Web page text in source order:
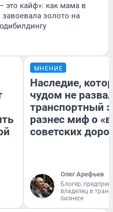
это кайф»: как мама в
завоевала золото на
МНЕНИЕ
Наследие,
чудом не
транспортный
разнес миф о
советских
Олег Арефьев
Блогер,
владелец в
бизнесе